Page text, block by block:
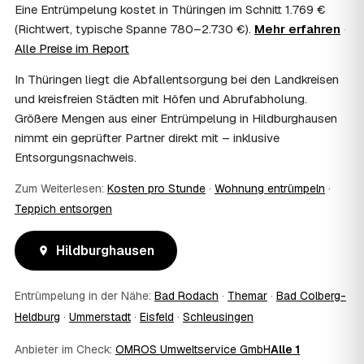
Wohnungsauflösung im Rahmen von Sozialhilfe oder
einem vom Amt veranlassten Umzug. Wichtig: Den Antrag
stellen Sie vor Auftragserteilung beim zuständigen Amt
und holen die Kostenübernahme schriftlich ein. AWL
Zentrum vermittelt die Entrümpler, entscheidet aber nicht
über die Kostenübernahme.
Bekomme ich einen Entsorgungsnachweis?
Ja. Die Partner entsorgen über zugelassene Höfe und
stellen auf Wunsch einen Entsorgungsnachweis aus —
wichtig zum Beispiel für Vermieter, Nachlassverwaltung
oder die eigene Dokumentation.
zur Übergabe und zum Abschluss vor Ort; den genauen
Ablauf — etwa die Schlüsselübergabe — stimmen Sie
direkt mit dem Entrümpler ab.
10
Was ist im Festpreis enthalten?
Der Festpreis deckt in der Regel das komplette
Ausräumen, Tragen und Verladen, den Transport sowie die
fachgerechte Entsorgung ab — auf Wunsch inklusive
Eine Entrümpelung kostet in Thüringen im Schnitt 1.769 €
(Richtwert, typische Spanne 780–2.730 €). Mehr erfahren ·
Alle Preise im Report
In Thüringen liegt die Abfallentsorgung bei den Landkreisen
und kreisfreien Städten mit Höfen und Abrufabholung.
Größere Mengen aus einer Entrümpelung in Hildburghausen
nimmt ein geprüfter Partner direkt mit – inklusive
Entsorgungsnachweis.
Zum Weiterlesen: Kosten pro Stunde · Wohnung entrümpeln ·
Teppich entsorgen
Hildburghausen
Entrümpelung in der Nähe: Bad Rodach · Themar · Bad Colberg-
Heldburg · Ummerstadt · Eisfeld · Schleusingen
Anbieter im Check: OMROS Umweltservice GmbHAlle 1